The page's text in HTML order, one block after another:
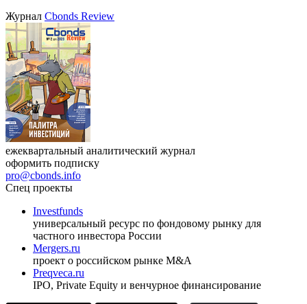
Журнал Cbonds Review
ежеквартальный аналитический журнал
оформить подписку
pro@cbonds.info
Спец проекты
Investfunds
универсальный ресурс по фондовому рынку для
частного инвестора России
Mergers.ru
проект о российском рынке M&A
Preqveca.ru
IPO, Private Equity и венчурное финансирование